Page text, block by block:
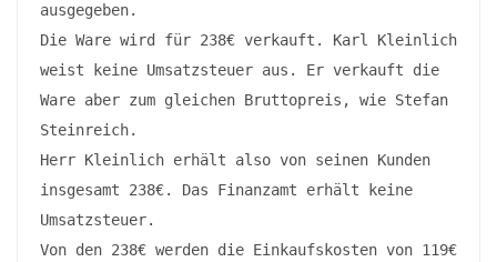
ausgegeben.
Die Ware wird für 238€ verkauft. Karl Kleinlich
weist keine Umsatzsteuer aus. Er verkauft die
Ware aber zum gleichen Bruttopreis, wie Stefan
Steinreich.
Herr Kleinlich erhält also von seinen Kunden
insgesamt 238€. Das Finanzamt erhält keine
Umsatzsteuer.
Von den 238€ werden die Einkaufskosten von 119€